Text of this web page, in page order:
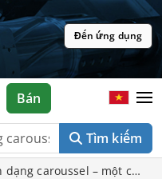
Đến ứng dụng
Tìm kiếm
Bán
caroussel – một cột